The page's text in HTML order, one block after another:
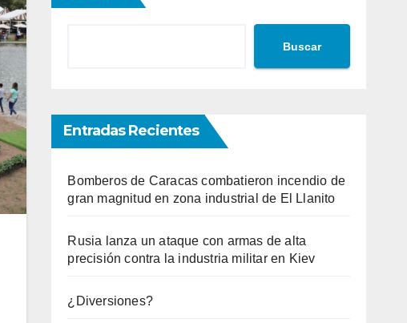
Buscar
Entradas Recientes
Bomberos de Caracas combatieron incendio de
gran magnitud en zona industrial de El Llanito
Rusia lanza un ataque con armas de alta
precisión contra la industria militar en Kiev
¿Diversiones?